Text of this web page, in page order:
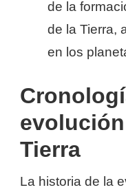
de la
de la Tierra,
en los
Tierra
La historia de la